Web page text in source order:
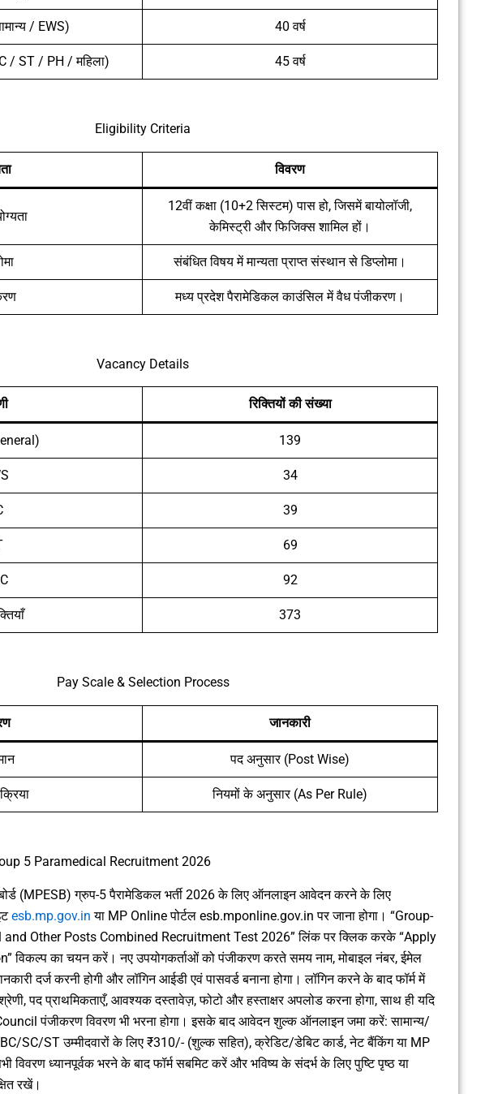
/ EWS) 40 वर्ष
/ ST / PH / महिला) 45 वर्ष
Eligibility Criteria
विवरण
12वीं कक्षा (10+2 सिस्टम) पास हो, जिसमें बायोलॉजी,
केमिस्ट्री और फिजिक्स शामिल हों।
संबंधित विषय में मान्यता प्राप्त संस्थान से डिप्लोमा।
मध्य प्रदेश पैरामेडिकल काउंसिल में वैध पंजीकरण।
Vacancy Details
रिक्तियों की संख्या
139
34
39
69
92
373
Pay Scale & Selection Process
जानकारी
पद अनुसार (Post Wise)
नियमों के अनुसार (As Per Rule)
5 Paramedical Recruitment 2026
(MPESB) ग्रुप-5 पैरामेडिकल भर्ती 2026 के लिए ऑनलाइन आवेदन करने के लिए
esb.mp.gov.in या MP Online पोर्टल esb.mponline.gov.in पर जाना होगा। “Group-
Other Posts Combined Recruitment Test 2026” लिंक पर क्लिक करके “Apply
विकल्प का चयन करें। नए उपयोगकर्ताओं को पंजीकरण करते समय नाम, मोबाइल नंबर, ईमेल
दर्ज करनी होगी और लॉगिन आईडी एवं पासवर्ड बनाना होगा। लॉगिन करने के बाद फॉर्म में
श्रेणी, पद प्राथमिकताएँ, आवश्यक दस्तावेज़, फोटो और हस्ताक्षर अपलोड करना होगा, साथ ही यदि
पंजीकरण विवरण भी भरना होगा। इसके बाद आवेदन शुल्क ऑनलाइन जमा करें: सामान्य/
SC/ST उम्मीदवारों के लिए ₹310/- (शुल्क सहित), क्रेडिट/डेबिट कार्ड, नेट बैंकिंग या MP
ध्यानपूर्वक भरने के बाद फॉर्म सबमिट करें और भविष्य के संदर्भ के लिए पुष्टि पृष्ठ या
रखें।